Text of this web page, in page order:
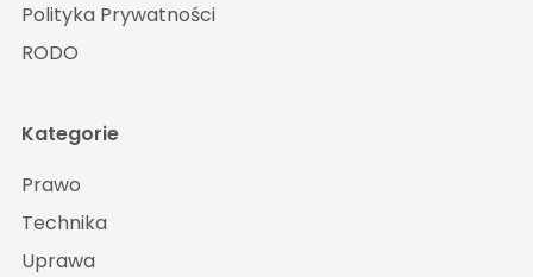
Polityka Prywatności
RODO
Kategorie
Prawo
Technika
Uprawa